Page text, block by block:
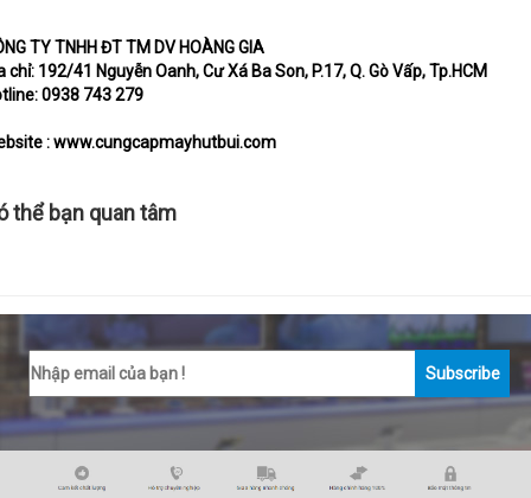
TY TNHH ĐT TM DV HOÀNG GIA
chỉ: 192/41 Nguyễn Oanh, Cư Xá Ba Son, P.17, Q. Gò Vấp, Tp.HCM
0938 743 279
:www.cungcapmayhutbui.com
thể bạn quan tâm
Subscribe